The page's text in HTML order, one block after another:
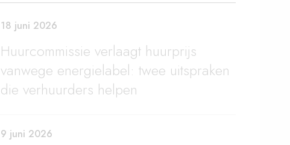
18 juni 2026
Huurcommissie verlaagt huurprijs
vanwege energielabel: twee uitspraken
die verhuurders helpen
9 juni 2026